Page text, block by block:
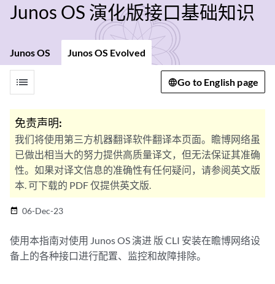
Junos OS 演化版接口基础知识
Junos OS Junos OS Evolved
list Go to English page
免责声明:
我们将使用第三方机器翻译软件翻译本页面。瞻博网络虽
已做出相当大的努力提供高质量译文，但无法保证其准确
性。如果对译文信息的准确性有任何疑问，请参阅英文版
本. 可下载的 PDF 仅提供英文版.
date_range 06-Dec-23
使用本指南对使用 Junos OS 演进 版 CLI 安装在瞻博网络设
备上的各种接口进行配置、监控和故障排除。